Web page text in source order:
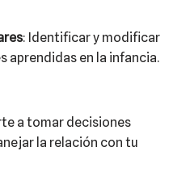
: Identificar y modificar
aprendidas en la infancia.​
a tomar decisiones
la relación con tu